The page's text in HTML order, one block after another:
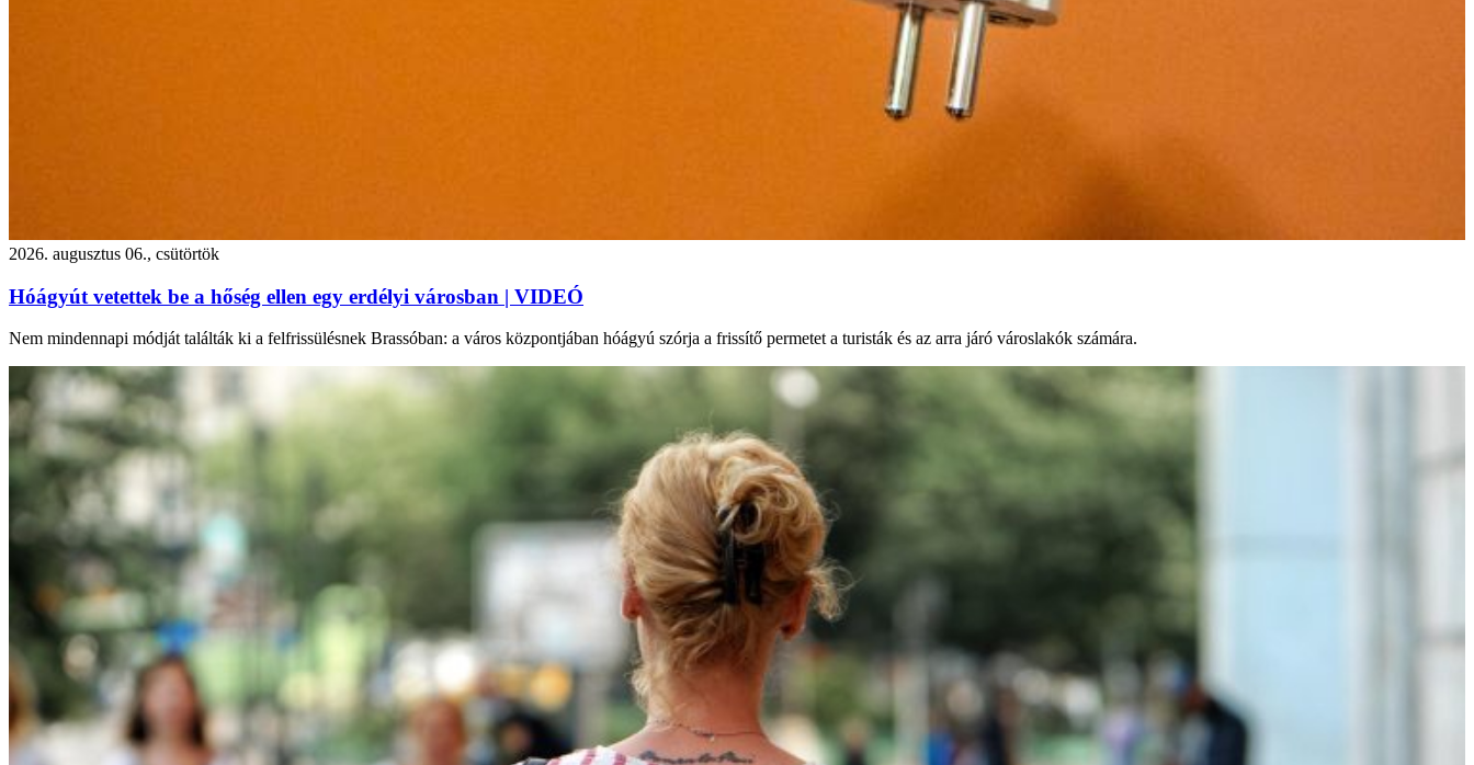
2026. augusztus 06., csütörtök
Hóágyút vetettek be a hőség ellen egy erdélyi városban | VIDEÓ
Nem mindennapi módját találták ki a felfrissülésnek Brassóban: a város központjában hóágyú szórja a frissítő permetet a turisták és az arra járó városlakók számára.